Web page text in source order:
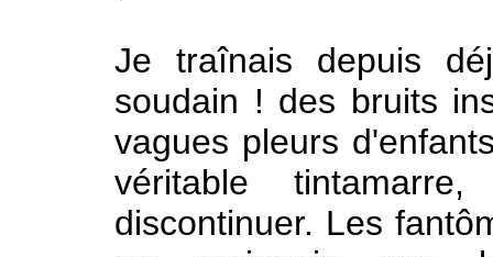
Je traînais depuis
soudain ! des bruits
vagues pleurs
véritable
discontinuer. Les